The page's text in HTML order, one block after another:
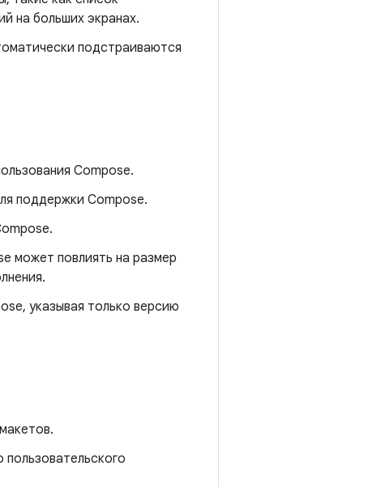
на больших экранах.
подстраиваются
Compose.
поддержки Compose.
может повлиять на размер
указывая только версию